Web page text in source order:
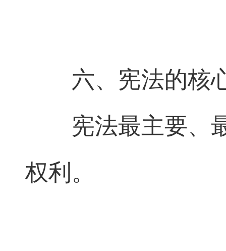
六、宪法的核
宪法最主要、
权利。